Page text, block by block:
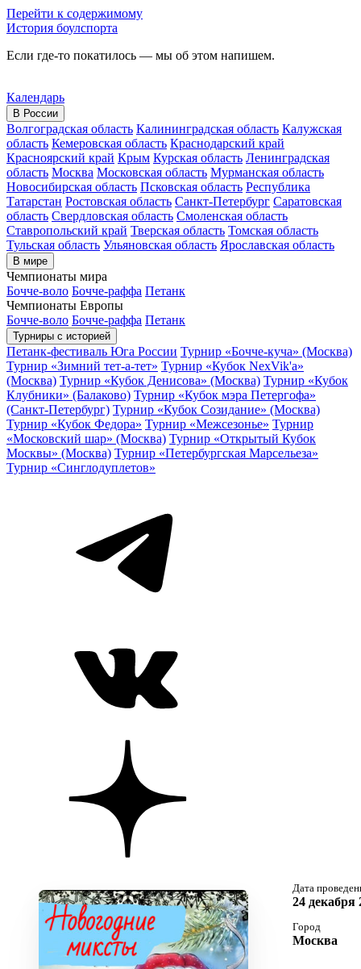
Перейти к содержимому
История боулспорта
Если где-то покатилось — мы об этом напишем.
Календарь
В России
Волгоградская область Калининградская область Калужская
область Кемеровская область Краснодарский край
Красноярский край Крым Курская область Ленинградская
область Москва Московская область Мурманская область
Новосибирская область Псковская область Республика
Татарстан Ростовская область Санкт-Петербург Саратовская
область Свердловская область Смоленская область
Ставропольский край Тверская область Томская область
Тульская область Ульяновская область Ярославская область
В мире
Чемпионаты мира
Бочче-воло Бочче-раффа Петанк
Чемпионаты Европы
Бочче-воло Бочче-раффа Петанк
Турниры с историей
Петанк-фестиваль Юга России Турнир «Бочче-куча» (Москва)
Турнир «Зимний тет-а-тет» Турнир «Кубок NexVik'a»
(Москва) Турнир «Кубок Денисова» (Москва) Турнир «Кубок
Клубники» (Балаково) Турнир «Кубок мэра Петергофа»
(Санкт-Петербург) Турнир «Кубок Созидание» (Москва)
Турнир «Кубок Федора» Турнир «Межсезонье» Турнир
«Московский шар» (Москва) Турнир «Открытый Кубок
Москвы» (Москва) Турнир «Петербургская Марсельеза»
Турнир «Синглодуплетов»
Дата
24 декабря
Город
Москва